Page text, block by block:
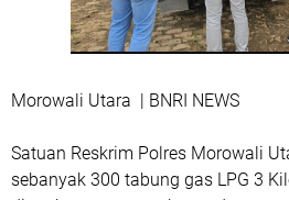
Morowali Utara | BNRI NEWS
Satuan Reskrim Polres Morowali
sebanyak 300 tabung gas LPG 3